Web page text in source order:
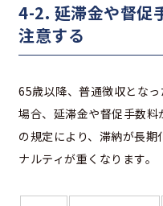
4-2. 延滞金や督促
注意する
65歳以降、普通徴収とな
場合、延滞金や督促手数
の規定により、滞納が長
ナルティが重くなります。